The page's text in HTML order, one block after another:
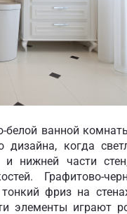
белой ванной
когда
и нижней части
Графитово-
фриз на
элементы играют